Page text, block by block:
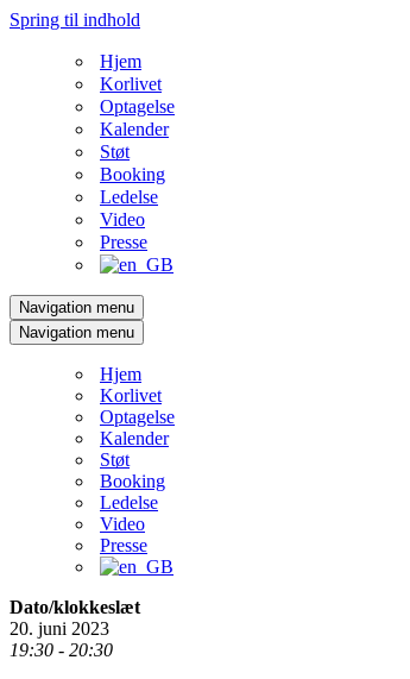
Spring til indhold
Hjem
Korlivet
Optagelse
Kalender
Støt
Booking
Ledelse
Video
Presse
Navigation menu
Navigation menu
Hjem
Korlivet
Optagelse
Kalender
Støt
Booking
Ledelse
Video
Presse
Dato/klokkeslæt
20. juni 2023
19:30 - 20:30